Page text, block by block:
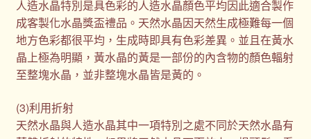
人造水晶特別是具色彩的人造水晶顏色平均因此適合製作
成客製化水晶獎盃禮品。天然水晶因天然生成極難每一個
地方色彩都很平均，生成時即具有色彩差異。並且在黃水
晶上極為明顯，黃水晶的黃是一部份的內含物的顏色輻射
至整塊水晶，並非整塊水晶皆是黃的。
(3)利用折射
天然水晶與人造水晶其中一項特別之處不同於天然水晶有